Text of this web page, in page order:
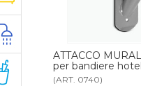
ATTACCO
per bandiere hotel
(ART. 0740)